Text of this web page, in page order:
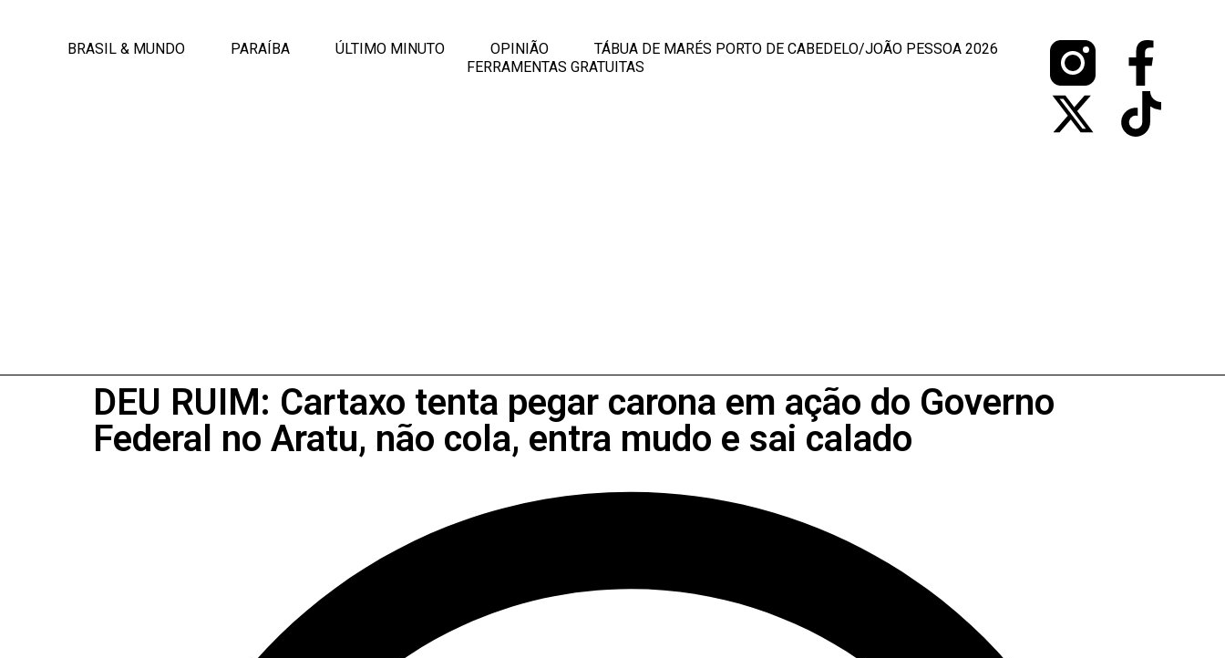
BRASIL & MUNDO PARAÍBA ÚLTIMO MINUTO OPINIÃO
TÁBUA DE MARÉS PORTO DE CABEDELO/JOÃO PESSOA 2026
FERRAMENTAS GRATUITAS
DEU RUIM: Cartaxo tenta pegar carona em ação do Governo
Federal no Aratu, não cola, entra mudo e sai calado